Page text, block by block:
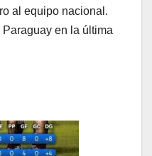
al equipo nacional.
en la última